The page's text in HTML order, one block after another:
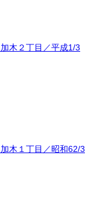
木２丁目／平成1/3
木１丁目／昭和62/3